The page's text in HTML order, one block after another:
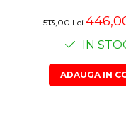
513,00 Lei
IN
ADAUGA IN